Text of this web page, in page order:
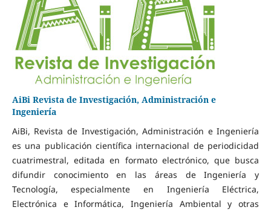
AiBi Revista de Investigación, Administración e
Ingeniería
AiBi, Revista de Investigación, Administración e Ingeniería
es una publicación científica internacional de periodicidad
cuatrimestral, editada en formato electrónico, que busca
difundir conocimiento en las áreas de Ingeniería y
Tecnología, especialmente en Ingeniería Eléctrica,
Electrónica e Informática, Ingeniería Ambiental y otras